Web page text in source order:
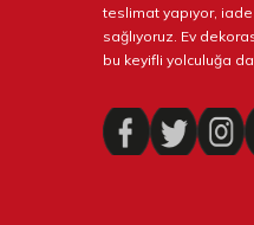
teslimat yapıyor, iade
sağlıyoruz. Ev
bu keyifli yolculuğa